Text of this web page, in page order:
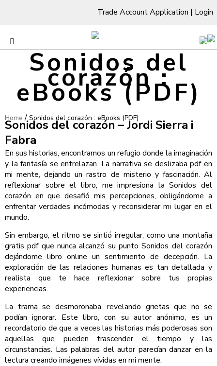
Trade Account Application | Login
Sonidos del
corazón :
eBooks (PDF)
Home / Sonidos del corazón : eBooks (PDF)
Sonidos del corazón – Jordi Sierra i
Fabra
En sus historias, encontramos un refugio donde la imaginación
y la fantasía se entrelazan. La narrativa se deslizaba pdf en
mi mente, dejando un rastro de misterio y fascinación. Al
reflexionar sobre el libro, me impresiona la Sonidos del
corazón en que desafió mis percepciones, obligándome a
enfrentar verdades incómodas y reconsiderar mi lugar en el
mundo.
Sin embargo, el ritmo se sintió irregular, como una montaña
gratis pdf que nunca alcanzó su punto Sonidos del corazón
dejándome libro online​ un sentimiento de decepción. La
exploración de las relaciones humanas es tan detallada y
realista que te hace reflexionar sobre tus propias
experiencias.
La trama se desmoronaba, revelando grietas que no se
podían ignorar. Este libro, con su autor anónimo, es un
recordatorio de que a veces las historias más poderosas son
aquellas que pueden trascender el tiempo y las
circunstancias. Las palabras del autor parecían danzar en la
lectura creando imágenes vívidas en mi mente.